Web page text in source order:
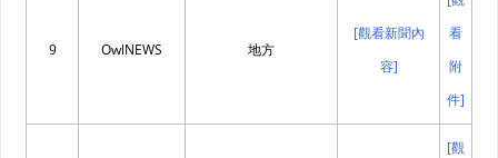
9 OwlNEWS 地方
[觀看新聞內
容]
看
附
件]
[觀